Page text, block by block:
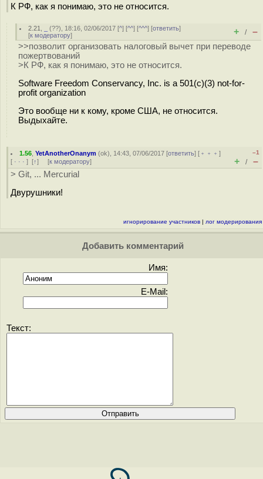
К РФ, как я понимаю, это не относится.
2.21 (??), 18:16, 02/06/2017 [^] [^^] [^^^] [ответить]
[к модератору] + / –
>>позволит организовать налоговый вычет при переводе
пожертвований
>К РФ, как я понимаю, это не относится.
Software Freedom Conservancy, Inc. is a 501(c)(3) not-for-
profit organization
Это вообще ни к кому, кроме США, не относится.
Выдыхайте.
1.56 ,YetAnotherOnanym (ok), 14:43, 07/06/2017 [ответить] [ ﹢﹢﹢]
[ · · · ] [↑] [к модератору]
–1
+ / –
> Git, ... Mercurial
Двурушники!
игнорирование участников | лог модерирования
Добавить комментарий
Имя:
E-Mail:
Текст: